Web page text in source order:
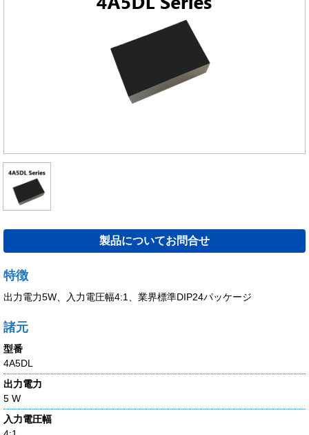
製品についてお問合せ
特徴
出力電力5W、入力電圧幅4:1、業界標準DIP24パッケージ
諸元
型番
4A5DL
出力電力
5 W
入力電圧幅